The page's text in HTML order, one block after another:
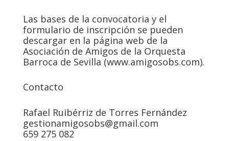
Las bases de la convocatoria y el
formulario de inscripción se pueden
descargar en la página web de la
Asociación de Amigos de la Orquesta
Barroca de Sevilla (www.amigosobs.com).
Contacto
Rafael Ruibérriz de Torres Fernández
gestionamigosobs@gmail.com
659 275 082